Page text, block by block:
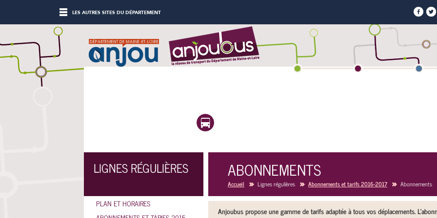
LES AUTRES SITES DU DÉPARTEMENT
RÉGULIÈRES
LIGNES RÉGULIÈRES ABONNEMENTS
Accueil Lignes régulières Abonnements et tarifs 2016-2017 Abonnements
PLAN ET HORAIRES
Anjoubus propose une gamme de tarifs adaptée à tous vos déplacements.